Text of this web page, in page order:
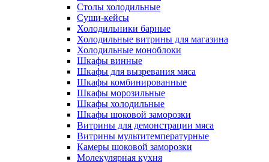
Столы холодильные
Суши-кейсы
Холодильники барные
Холодильные витрины для магазина
Холодильные моноблоки
Шкафы винные
Шкафы для вызревания мяса
Шкафы комбинированные
Шкафы морозильные
Шкафы холодильные
Шкафы шоковой заморозки
Витрины для демонстрации мяса
Витрины мультитемпературные
Камеры шоковой заморозки
Молекулярная кухня